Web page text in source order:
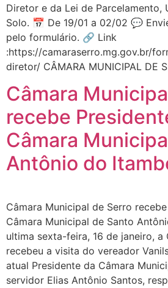
Diretor e da Lei de Parcelamento,
Solo. 📅 De 19/01 a 02/02 💬
pelo formulário. 🔗 Link
:https://camaraserro.mg.gov.br/
diretor/ CÂMARA MUNICIPAL DE
Câmara
recebe
Câmara
Antônio do
Câmara Municipal de Serro
Câmara Municipal de Santo
ultima sexta-feira, 16 de janeiro, a
recebeu a visita do vereador
atual Presidente da Câmara
servidor Elias Antônio Santos,